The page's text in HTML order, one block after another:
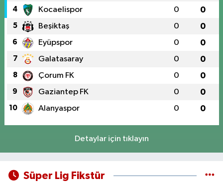
4 Kocaelispor 0 0
5 Beşiktaş 0 0
6 Eyüpspor 0 0
7 Galatasaray 0 0
8 Çorum FK 0 0
9 Gaziantep FK 0 0
10 Alanyaspor 0 0
Detaylar için tıklayın
Süper Lig Fikstür